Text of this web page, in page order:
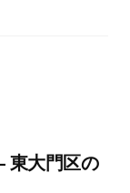
東大門区の